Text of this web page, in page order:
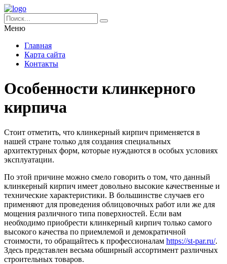
Меню
Главная
Карта сайта
Контакты
Особенности клинкерного
кирпича
Стоит отметить, что клинкерный кирпич применяется в
нашей стране только для создания специальных
архитектурных форм, которые нуждаются в особых условиях
эксплуатации.
По этой причине можно смело говорить о том, что данный
клинкерный кирпич имеет довольно высокие качественные и
технические характеристики. В большинстве случаев его
применяют для проведения облицовочных работ или же для
мощения различного типа поверхностей. Если вам
необходимо приобрести клинкерный кирпич только самого
высокого качества по приемлемой и демократичной
стоимости, то обращайтесь к профессионалам https://st-par.ru/.
Здесь представлен весьма обширный ассортимент различных
строительных товаров.